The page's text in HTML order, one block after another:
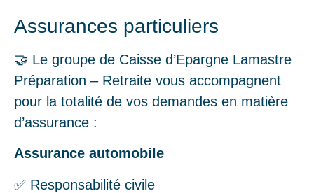
Assurances particuliers
🤝 Le groupe de Caisse d’Epargne Lamastre
Préparation – Retraite vous accompagnent
pour la totalité de vos demandes en matière
d’assurance :
Assurance automobile
✅ Responsabilité civile